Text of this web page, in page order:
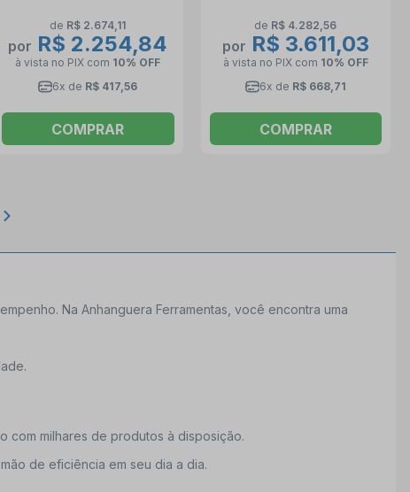
de R$ 2.674,11
por R$ 2.254,84
à vista no PIX com 10% OFF
6x de R$ 417,56
COMPRAR
de R$ 4.282,56
por R$ 3.611,03
à vista no PIX com 10% OFF
6x de R$ 668,71
COMPRAR
Na Anhanguera Ferramentas, você encontra uma
com milhares de produtos à disposição.
de eficiência em seu dia a dia.